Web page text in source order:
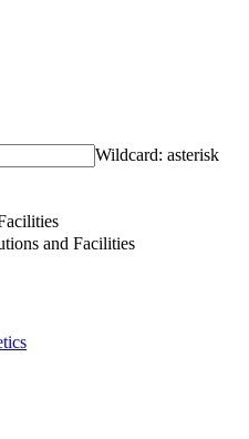
Wildcard: asterisk
and Facilities